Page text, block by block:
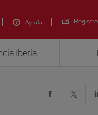
Ayuda Registro
Iberia